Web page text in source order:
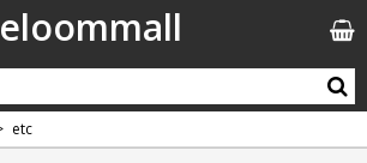
eloommall
etc